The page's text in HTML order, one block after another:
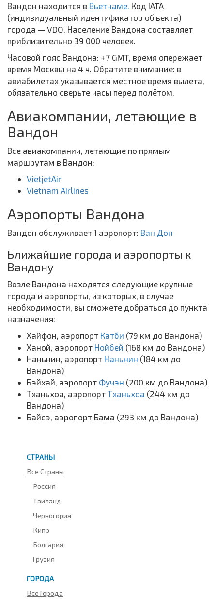
Вандон находится в Вьетнаме. Код IATA
(индивидуальный идентификатор объекта)
города — VDO. Население Вандона составляет
приблизительно 39 000 человек.
Часовой пояс Вандона: +7 GMT, время опережает
время Москвы на 4 ч. Обратите внимание: в
авиабилетах указывается местное время вылета,
обязательно сверьте часы перед полётом.
Авиакомпании, летающие в
Вандон
Все авиакомпании, летающие по прямым
маршрутам в Вандон:
VietjetAir
Vietnam Airlines
Аэропорты Вандона
Вандон обслуживает 1 аэропорт: Ван Дон
Ближайшие города и аэропорты к
Вандону
Возле Вандона находятся следующие крупные
города и аэропорты, из которых, в случае
необходимости, вы сможете добраться до пункта
назначения:
Хайфон, аэропорт Катби (79 км до Вандона)
Ханой, аэропорт Нойбей (168 км до Вандона)
Наньнин, аэропорт Наньнин (184 км до
Вандона)
Бэйхай, аэропорт Фучэн (200 км до Вандона)
Тханьхоа, аэропорт Тханьхоа (244 км до
Вандона)
Байсэ, аэропорт Бама (293 км до Вандона)
СТРАНЫ
Все Страны
Россия
Таиланд
Черногория
Кипр
Болгария
Грузия
ГОРОДА
Все Города